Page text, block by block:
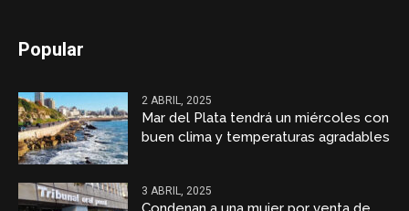
Popular
2 ABRIL, 2025
Mar del Plata tendrá un miércoles con
buen clima y temperaturas agradables
3 ABRIL, 2025